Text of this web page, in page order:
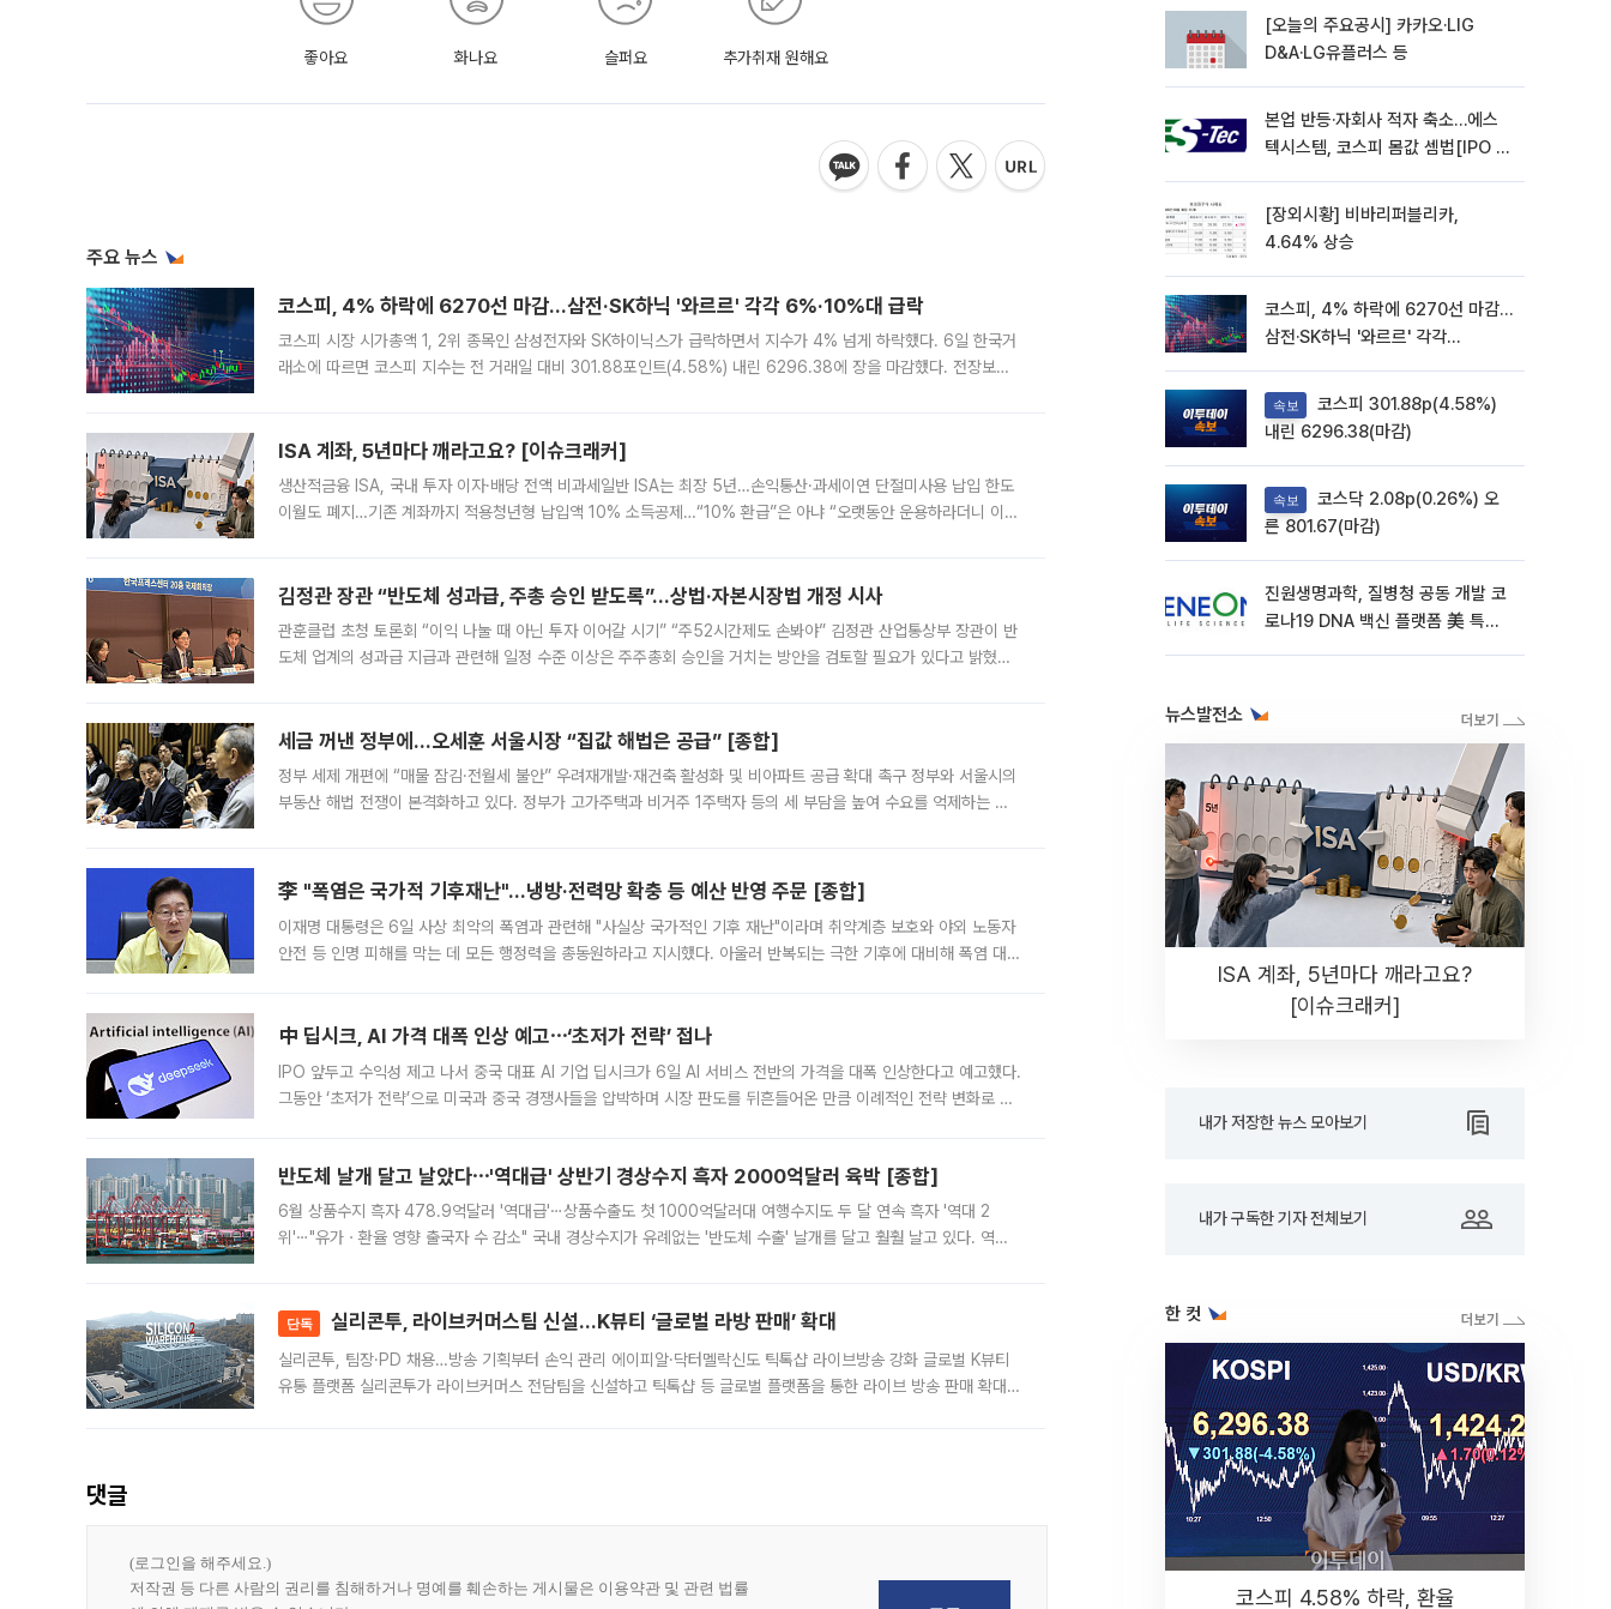
좋아요 화나요 슬퍼요 추가취재 원해요
주요 뉴스
코스피, 4% 하락에 6270선 마감…삼전·SK하닉 '와르르' 각각 6%·10%대 급락
코스피 시장 시가총액 1, 2위 종목인 삼성전자와 SK하이닉스가 급락하면서 지수가 4% 넘게 하락했다. 6일 한국거
래소에 따르면 코스피 지수는 전 거래일 대비 301.88포인트(4.58%) 내린 6296.38에 장을 마감했다. 전장보다
ISA 계좌, 5년마다 깨라고요? [이슈크래커]
생산적금융 ISA, 국내 투자 이자·배당 전액 비과세일반 ISA는 최장 5년…손익통산·과세이연 단절미사용 납입 한도
이월도 폐지…기존 계좌까지 적용청년형 납입액 10% 소득공제…“10% 환급”은 아냐 “오랫동안 운용하라더니 이제
김정관 장관 “반도체 성과급, 주총 승인 받도록”…상법·자본시장법 개정 시사
관훈클럽 초청 토론회 “이익 나눌 때 아닌 투자 이어갈 시기” “주52시간제도 손봐야” 김정관 산업통상부 장관이 반
도체 업계의 성과급 지급과 관련해 일정 수준 이상은 주주총회 승인을 거치는 방안을 검토할 필요가 있다고 밝혔다.
세금 꺼낸 정부에…오세훈 서울시장 “집값 해법은 공급” [종합]
정부 세제 개편에 “매물 잠김·전월세 불안” 우려재개발·재건축 활성화 및 비아파트 공급 확대 촉구 정부와 서울시의
부동산 해법 전쟁이 본격화하고 있다. 정부가 고가주택과 비거주 1주택자 등의 세 부담을 높여 수요를 억제하는 카
李 "폭염은 국가적 기후재난"…냉방·전력망 확충 등 예산 반영 주문 [종합]
이재명 대통령은 6일 사상 최악의 폭염과 관련해 "사실상 국가적인 기후 재난"이라며 취약계층 보호와 야외 노동자
안전 등 인명 피해를 막는 데 모든 행정력을 총동원하라고 지시했다. 아울러 반복되는 극한 기후에 대비해 폭염 대응
中 딥시크, AI 가격 대폭 인상 예고⋯‘초저가 전략’ 접나
IPO 앞두고 수익성 제고 나서 중국 대표 AI 기업 딥시크가 6일 AI 서비스 전반의 가격을 대폭 인상한다고 예고했다.
그동안 ‘초저가 전략’으로 미국과 중국 경쟁사들을 압박하며 시장 판도를 뒤흔들어온 만큼 이례적인 전략 변화로 평
반도체 날개 달고 날았다⋯'역대급' 상반기 경상수지 흑자 2000억달러 육박 [종합]
6월 상품수지 흑자 478.9억달러 '역대급'⋯상품수출도 첫 1000억달러대 여행수지도 두 달 연속 흑자 '역대 2
위'⋯"유가ㆍ환율 영향 출국자 수 감소" 국내 경상수지가 유례없는 '반도체 수출' 날개를 달고 훨훨 날고 있다. 역대
단독 실리콘투, 라이브커머스팀 신설…K뷰티 ‘글로벌 라방 판매’ 확대
실리콘투, 팀장·PD 채용…방송 기획부터 손익 관리 에이피알·닥터멜락신도 틱톡샵 라이브방송 강화 글로벌 K뷰티
유통 플랫폼 실리콘투가 라이브커머스 전담팀을 신설하고 틱톡샵 등 글로벌 플랫폼을 통한 라이브 방송 판매 확대에
댓글
[오늘의 주요공시] 카카오·LIG
D&A·LG유플러스 등
본업 반등·자회사 적자 축소…에스
텍시스템, 코스피 몸값 셈법[IPO 엑
[장외시황] 비바리퍼블리카,
4.64% 상승
코스피, 4% 하락에 6270선 마감…
삼전·SK하닉 '와르르' 각각
속보
내린 6296.38(마감)
속보
른 801.67(마감)
진원생명과학, 질병청 공동 개발 코
로나19 DNA 백신 플랫폼 美 특허
뉴스발전소
ISA 계좌, 5년마다 깨라고요?
[이슈크래커]
내가 저장한 뉴스 모아보기
내가 구독한 기자 전체보기
한 컷
코스피 4.58% 하락, 환율